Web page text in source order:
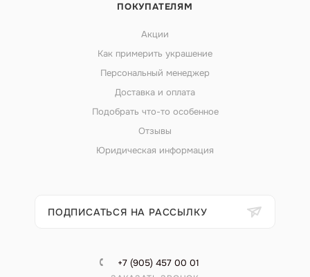
ПОКУПАТЕЛЯМ
Акции
Как примерить украшение
Персональный менеджер
Доставка и оплата
Подобрать что-то особенное
Отзывы
Юридическая информация
ПОДПИСАТЬСЯ НА РАССЫЛКУ
+7 (905) 457 00 01